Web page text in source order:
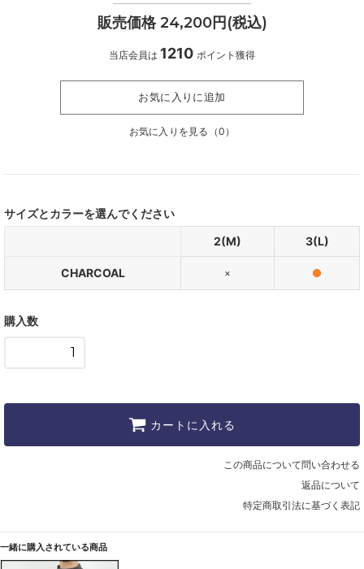
販売価格 24,200円(税込)
当店会員は 1210 ポイント獲得
お気に入りに追加
お気に入りを見る（0 ）
サイズとカラーを選んでください
2(M)
3(L)
CHARCOAL ×
購入数
カートに入れる
この商品について問い合わせる
返品について
特定商取引法に基づく表記
一緒に購入されている商品